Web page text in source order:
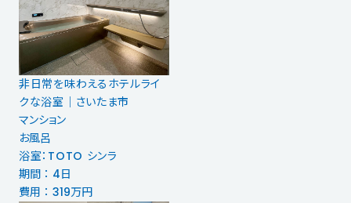
非日常を味わえるホテルライ
クな浴室｜さいたま市
マンション
お風呂
浴室：TOTO シンラ
期間 ： 4日
費用 ： 319万円